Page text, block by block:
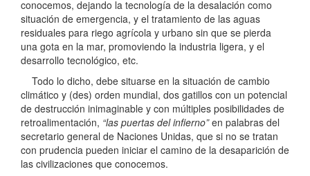
conocemos, dejando la tecnología de la desalación como
situación de emergencia, y el tratamiento de las aguas
residuales para riego agrícola y urbano sin que se pierda
una gota en la mar, promoviendo la industria ligera, y el
desarrollo tecnológico, etc.
Todo lo dicho, debe situarse en la situación de cambio
climático y (des) orden mundial, dos gatillos con un potencial
de destrucción inimaginable y con múltiples posibilidades de
retroalimentación, “las puertas del infierno”en palabras del
secretario general de Naciones Unidas, que si no se tratan
con prudencia pueden iniciar el camino de la desaparición de
las civilizaciones que conocemos.